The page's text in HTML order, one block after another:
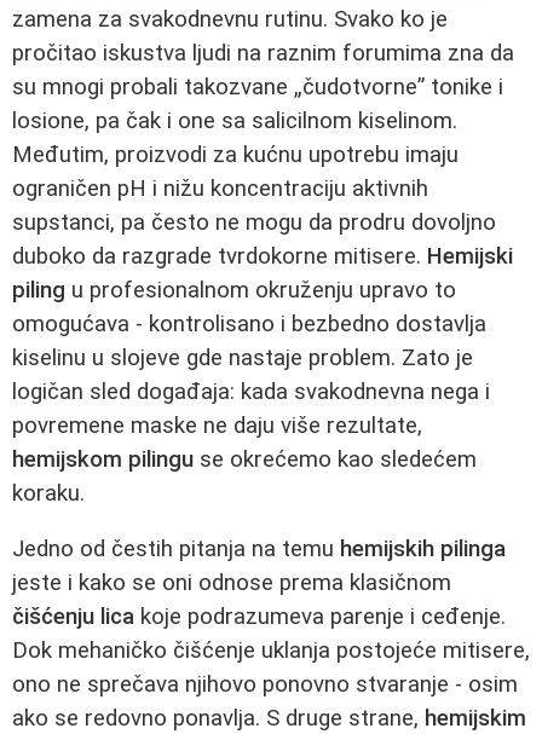
zamena za svakodnevnu rutinu. Svako ko je
pročitao iskustva ljudi na raznim forumima zna da
su mnogi probali takozvane „čudotvorne” tonike i
losione, pa čak i one sa salicilnom kiselinom.
Međutim, proizvodi za kućnu upotrebu imaju
ograničen pH i nižu koncentraciju aktivnih
supstanci, pa često ne mogu da prodru dovoljno
duboko da razgrade tvrdokorne mitisere. Hemijski
piling u profesionalnom okruženju upravo to
omogućava - kontrolisano i bezbedno dostavlja
kiselinu u slojeve gde nastaje problem. Zato je
logičan sled događaja: kada svakodnevna nega i
povremene maske ne daju više rezultate,
hemijskom pilingu se okrećemo kao sledećem
koraku.
Jedno od čestih pitanja na temu hemijskih pilinga
jeste i kako se oni odnose prema klasičnom
čišćenju lica koje podrazumeva parenje i ceđenje.
Dok mehaničko čišćenje uklanja postojeće mitisere,
ono ne sprečava njihovo ponovno stvaranje - osim
ako se redovno ponavlja. S druge strane, hemijskim